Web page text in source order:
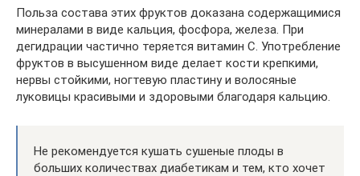
Польза состава этих фруктов доказана содержащимися
минералами в виде кальция, фосфора, железа. При
дегидрации частично теряется витамин С. Употребление
фруктов в высушенном виде делает кости крепкими,
нервы стойкими, ногтевую пластину и волосяные
луковицы красивыми и здоровыми благодаря кальцию.
Не рекомендуется кушать сушеные плоды в
больших количествах диабетикам и тем, кто хочет